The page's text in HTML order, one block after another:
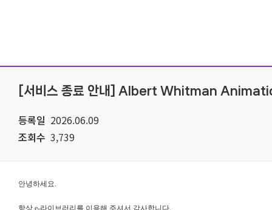
[서비스 종료 안내] Albert Whitman
등록일 2026.06.09
조회수 3,739
안녕하세요.
항상 e-라이브러리를 이용해 주셔서 감사합니다.